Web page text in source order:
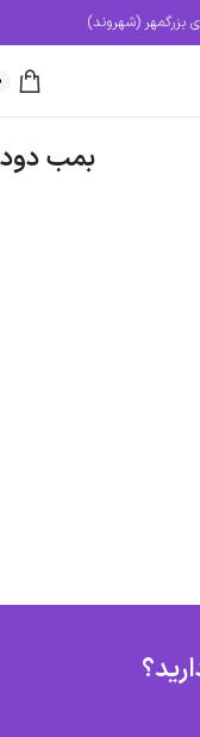
بزرگمهر (شهروند)
بمب دود